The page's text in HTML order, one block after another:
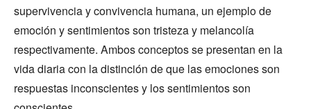
supervivencia y convivencia humana, un ejemplo de
emoción y sentimientos son tristeza y melancolía
respectivamente. Ambos conceptos se presentan en la
vida diaria con la distinción de que las emociones son
respuestas inconscientes y los sentimientos son